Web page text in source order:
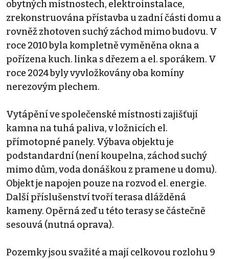
obytných místnostech, elektroinstalace,
zrekonstruována přístavba u zadní části domu a
rovněž zhotoven suchý záchod mimo budovu. V
roce 2010 byla kompletně vyměněna okna a
pořízena kuch. linka s dřezem a el. sporákem. V
roce 2024 byly vyvložkovány oba komíny
nerezovým plechem.
Vytápění ve společenské místnosti zajišťují
kamna na tuhá paliva, v ložnicích el.
přímotopné panely. Výbava objektu je
podstandardní (není koupelna, záchod suchý
mimo dům, voda donáškou z pramene u domu).
Objekt je napojen pouze na rozvod el. energie.
Další příslušenství tvoří terasa dlážděná
kameny. Opěrná zeď u této terasy se částečně
sesouvá (nutná oprava).
Pozemky jsou svažité a mají celkovou rozlohu 9